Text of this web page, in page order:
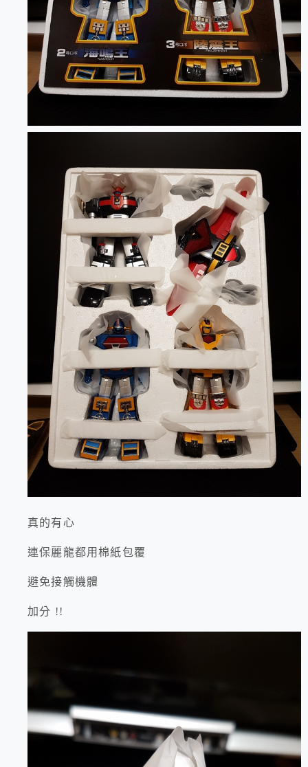
真的有心
連保麗龍都用棉紙包覆
避免接觸機體
加分 !!